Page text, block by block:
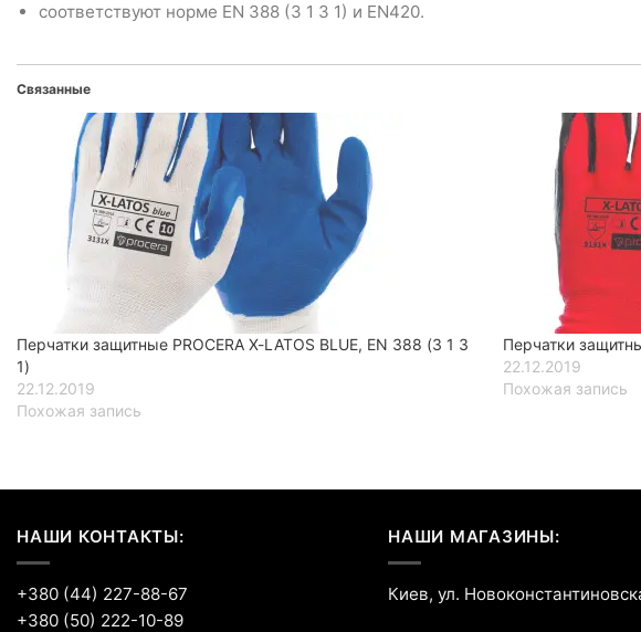
соответствуют норме EN 388 (3 1 3 1) и EN420.
Связанные
Перчатки защитные PROCERA X-LATOS BLUE, EN 388 (3 1 3
1)
22.12.2019
Похожая запись
Перчатки
22.12.2019
Похожая запись
НАШИ КОНТАКТЫ:
+380 (44) 227-88-67
+380 (50) 222-10-89
НАШИ МАГАЗИНЫ:
Киев, ул.